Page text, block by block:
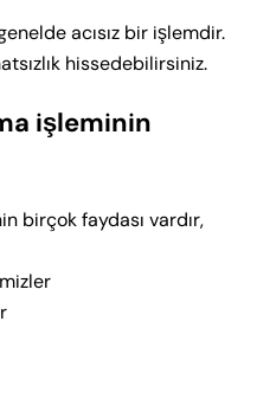
acısız bir işlemdir.
hissedebilirsiniz.
işleminin
birçok faydası vardır,